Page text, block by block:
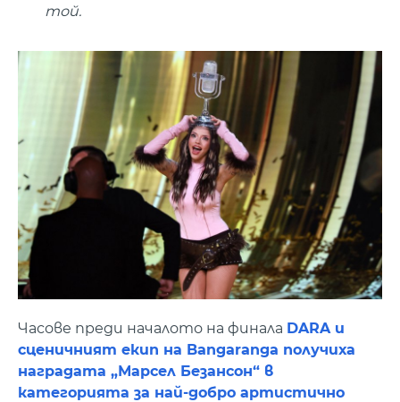
той.
Часове преди началото на финала DARA и
сценичният екип на Bangaranga получиха
наградата „Марсел Безансон“ в
категорията за най-добро артистично